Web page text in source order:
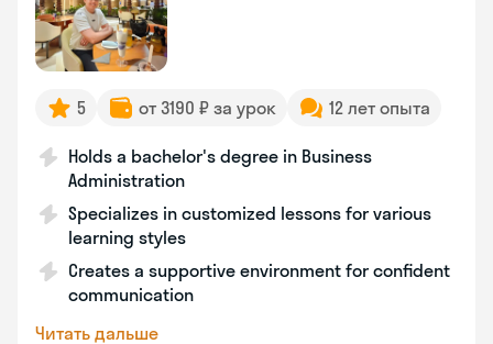
5 от 3190 ₽ за урок 12 лет опыта
Holds a bachelor's degree in Business
Administration
Specializes in customized lessons for various
learning styles
Creates a supportive environment for confident
communication
Читать дальше